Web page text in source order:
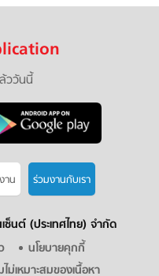
ววันนี้
าน ร่วมงานกับเรา
ซ็นต์ (ประเทศไทย) จำกัด
นโยบายคุกกี้
ม่เหมาะสมของเนื้อหา